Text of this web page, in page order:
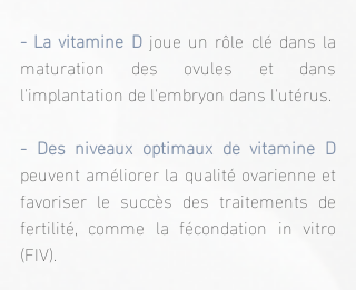
- La vitamine D joue un rôle clé dans la
maturation des ovules et dans
l'implantation de l'embryon dans l'utérus.
- Des niveaux optimaux de vitamine D
peuvent améliorer la qualité ovarienne et
favoriser le succès des traitements de
fertilité, comme la fécondation in vitro
(FIV).